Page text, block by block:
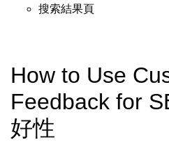
搜索結果頁
How to Use
Feedback for
好性